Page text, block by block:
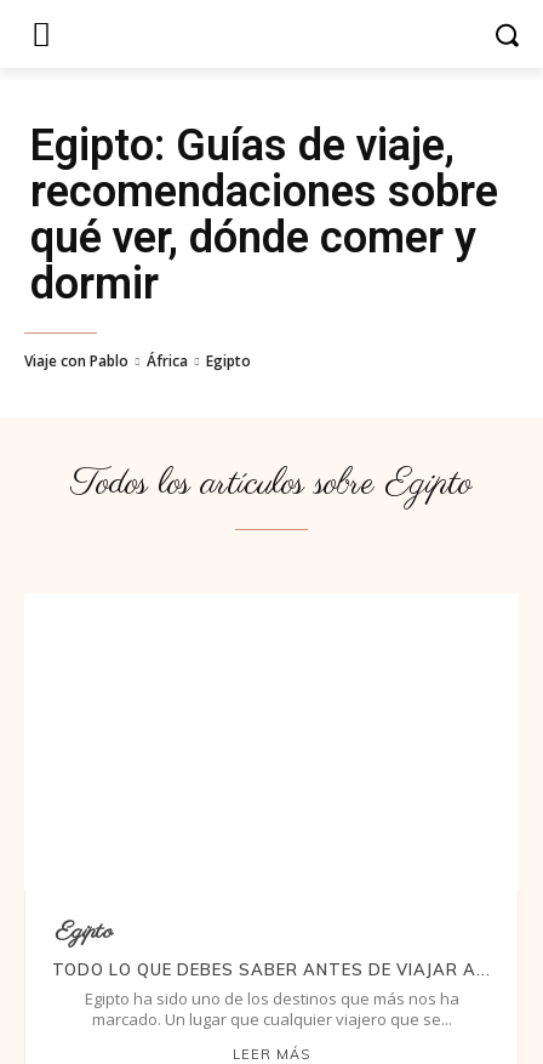
Egipto: Guías de viaje,
recomendaciones sobre
qué ver, dónde comer y
dormir
Viaje con Pablo África Egipto
Todos los artículos sobre Egipto
Egipto
TODO LO QUE DEBES SABER ANTES DE VIAJAR A...
Egipto ha sido uno de los destinos que más nos ha
marcado. Un lugar que cualquier viajero que se...
LEER MÁS